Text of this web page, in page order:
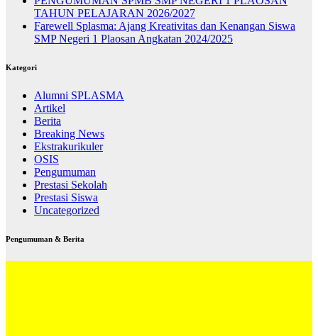
TAHUN PELAJARAN 2026/2027
Farewell Splasma: Ajang Kreativitas dan Kenangan Siswa
SMP Negeri 1 Plaosan Angkatan 2024/2025
Kategori
Alumni SPLASMA
Artikel
Berita
Breaking News
Ekstrakurikuler
OSIS
Pengumuman
Prestasi Sekolah
Prestasi Siswa
Uncategorized
Pengumuman & Berita